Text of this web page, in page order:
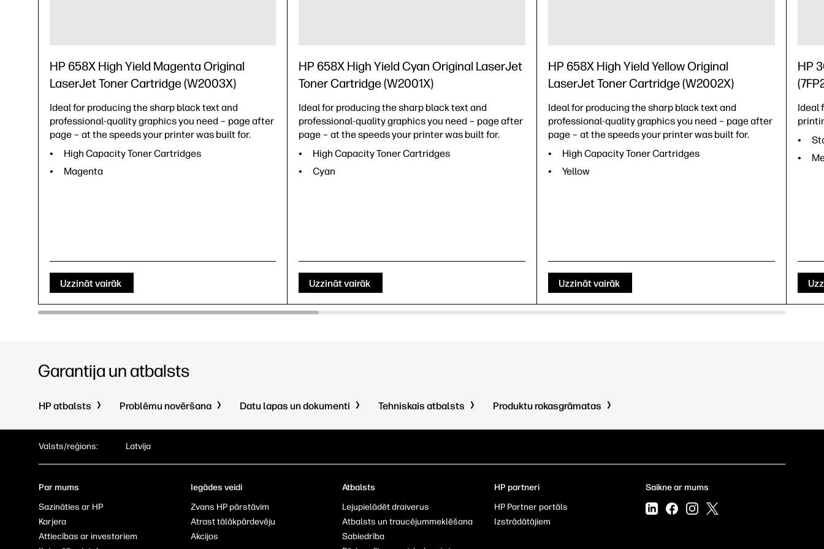
HP 658X High Yield Magenta Original
LaserJet Toner Cartridge (W2003X)
Ideal for producing the sharp black text and
professional-quality graphics you need – page after
page – at the speeds your printer was built for.
High Capacity Toner Cartridges
Magenta
Uzzināt vairāk
HP 658X High Yield Cyan Original LaserJet
Toner Cartridge (W2001X)
Ideal for producing the sharp black text and
professional-quality graphics you need – page after
page – at the speeds your printer was built for.
High Capacity Toner Cartridges
Cyan
Uzzināt vairāk
HP 658X High Yield Yellow Original
LaserJet Toner Cartridge (W2002X)
Ideal for producing the sharp black text and
professional-quality graphics you need – page after
page – at the speeds your printer was built for.
High Capacity Toner Cartridges
Yellow
Uzzināt vairāk
HP
Ideal
Garantija un atbalsts
HP atbalsts Problēmu novēršana Datu lapas un dokumenti Tehniskais atbalsts Produktu rokasgrāmatas
Valsts/reģions: Latvija
Par mums
Sazināties ar HP
Karjera
Attiecības ar investoriem
Iegādes veidi
Zvans HP pārstāvim
Atrast tālākpārdevēju
Akcijos
Atbalsts
Lejupielādēt draiverus
Atbalsts un traucējummeklēšana
Sabiedrība
HP partneri
HP Partner portāls
Izstrādātājiem
Saikne ar mums